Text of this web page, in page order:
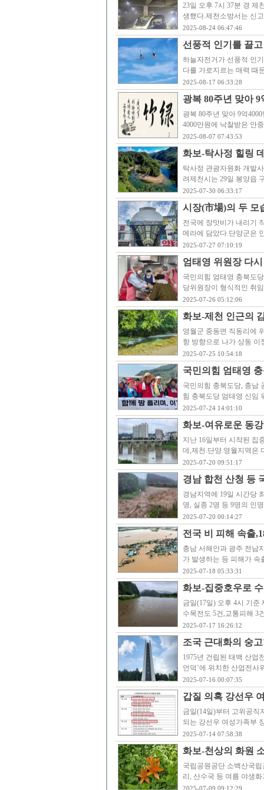
23일 오후 7시 37분 경 제
생했다.제천소방서는 신
2025-08-24 06:47:46
선풍적 인기를 끌
하늘자전거가 선풍적 인
다를 가로지르는 매력 때
2025-08-17 06:33:28
광복 80주년 맞아
광복 80주년 맞아 9억
4000만원에 낙찰받은 안
2025-08-07 07:43:53
화보-탁사정 힐링
탁사정 관광자원화 개발
려제천시는 29일 봉양읍
2025-07-30 06:33:17
시장(市場)의 두
전국에 장맛비가 내리기
메라에 담았다.단양군은
2025-07-27 07:10:19
엄태영 위원장 다
국민의힘 엄태영 충북도
당위원장이 형식적인 취
2025-07-26 05:12:06
화보-제천 인근의
영월군 중동면 직동리에
항 방향으로 나가 상동
2025-07-25 10:54:18
국민의힘 엄태영
국민의힘 충북도당, 충남
힘 충북도당 엄태영 신임
2025-07-24 14:01:10
화보-여유로운 동
지난 16일부터 시작된 집
데,제천.단양.영월지역은
2025-07-20 09:51:17
경남 합천 산청 등
경남지역에 19일 시간당
명, 실종 2명 등 9명의 인
2025-07-20 00:14:27
전국 비 피해 속출
충남 서해안과 광주 전남
가 발생하는 등 피해가
2025-07-18 05:33:31
화보-집중호우로
금일(17일) 오후 4시 기준
수목전도 5건,교통피해 3
2025-07-17 16:26:12
조국 근대화의 숭
1975년 건립된 태백 산업
언덕’에 위치한 산업전사
2025-07-16 00:07:35
갑질 의혹 강선우
금일(14일)부터 고위공직
되는 강선우 여성가족부
2025-07-14 07:58:38
화보-천상의 화원
국립공원공단 소백산국
리, 산수국 등 여름 야생
2025-07-09 09:12:29